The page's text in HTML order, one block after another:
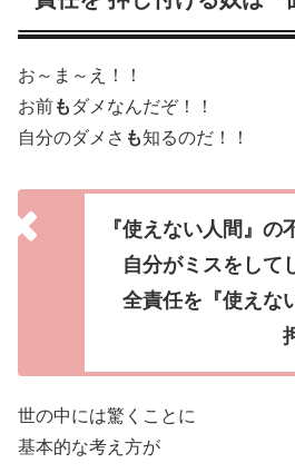
お～ま～え！！
お前も ダメなんだぞ！！
自分のダメさ も知るのだ！！
『使えない人間』の
自分がミスをして
全責任を『使えな
押し付け
世の中には驚くことに
基本的な考え方が